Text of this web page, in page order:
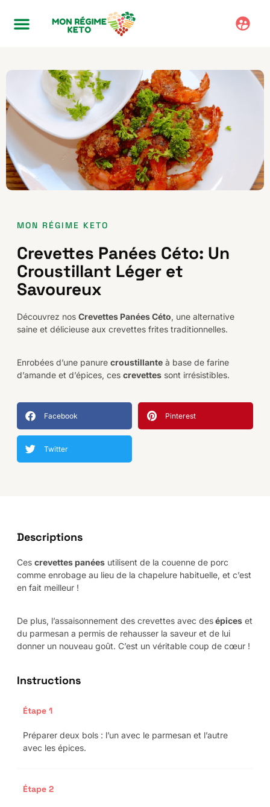
MON RÉGIME KETO
Crevettes Panées Céto: Un
Croustillant Léger et
Savoureux
Découvrez nos Crevettes Panées Céto, une alternative
saine et délicieuse aux crevettes frites traditionnelles.
Enrobées d’une panure croustillante à base de farine
d’amande et d’épices, ces crevettes sont irrésistibles.
Facebook Pinterest
Twitter
Descriptions
Ces crevettes panées utilisent de la couenne de porc
comme enrobage au lieu de la chapelure habituelle, et c’est
en fait meilleur !
De plus, l’assaisonnement des crevettes avec desépices et
du parmesan a permis de rehausser la saveur et de lui
donner un nouveau goût. C’est un véritable coup de cœur !
Instructions
Étape 1
Préparer deux bols : l’un avec le parmesan et l’autre
avec les épices.
Étape 2